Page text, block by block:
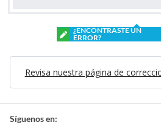
¿ENCONTRASTE UN
ERROR?
Revisa nuestra página de
Síguenos en: